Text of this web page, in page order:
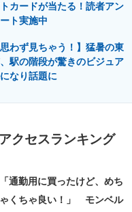
カードが当たる！読者アン
ト実施中
思わず見ちゃう！】猛暑の東
駅の階段が驚きのビジュア
なり話題に
クセスランキング
「通勤用に買ったけど、めち
ゃくちゃ良い！」 モンベル